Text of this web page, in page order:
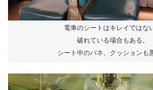
電車のシートはキレイではない
破れている場合もある。
シート中のバネ、クッションも